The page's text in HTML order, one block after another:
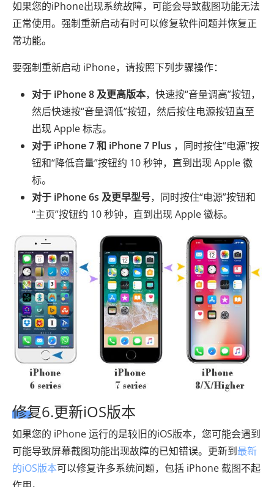
如果您的iPhone出现系统故障，可能会导致截图功能无法
正常使用。强制重新启动有时可以修复软件问题并恢复正
常功能。
要强制重新启动 iPhone，请按照下列步骤操作：
对于 iPhone 8 及更高版本，快速按“音量调高”按钮，
然后快速按“音量调低”按钮，然后按住电源按钮直至
出现 Apple 标志。
对于 iPhone 7 和 iPhone 7 Plus ，同时按住“电源”按
钮和“降低音量”按钮约 10 秒钟，直到出现 Apple 徽
标。
对于 iPhone 6s 及更早型号，同时按住“电源”按钮和
“主页”按钮约 10 秒钟，直到出现 Apple 徽标。
修复6.更新iOS版本
如果您的 iPhone 运行的是较旧的iOS版本，您可能会遇到
可能导致屏幕截图功能出现故障的已知错误。更新到最新
的iOS版本可以修复许多系统问题，包括 iPhone 截图不起